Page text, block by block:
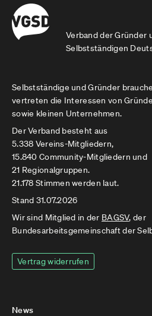
Verband der Gründer
Selbstständigen
Selbstständige und Gründer
vertreten die Interessen von
sowie kleinen Unternehmen.
Der Verband besteht aus
5.338 Vereins-Mitgliedern,
15.840 Community-Mitgliedern und
21 Regionalgruppen.
21.178 Stimmen werden laut.
Stand 31.07.2026
Wir sind Mitglied in der BAGSV, der
Bundesarbeitsgemeinschaft der
Vertrag widerrufen
News